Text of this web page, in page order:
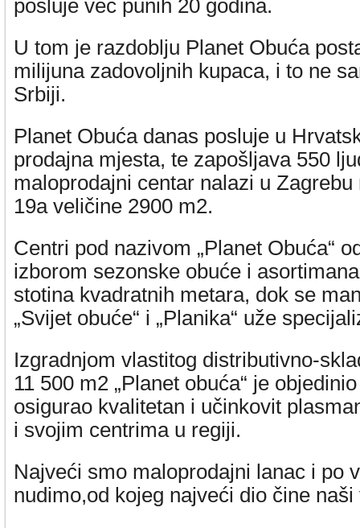
posluje već punih 20 godina.
U tom je razdoblju Planet Obuća
milijuna zadovoljnih kupaca, i to ne
Srbiji.
Planet Obuća danas posluje u
prodajna mjesta, te zapošljava 550
maloprodajni centar nalazi u
19a veličine 2900 m2.
Centri pod nazivom „Planet Obuća“
izborom sezonske obuće i
stotina kvadratnih metara, dok se
„Svijet obuće“ i „Planika“ uže
Izgradnjom vlastitog distributivno-
11 500 m2 „Planet obuća“ je
osigurao kvalitetan i učinkovit
i svojim centrima u regiji.
Najveći smo maloprodajni lanac i po
nudimo,od kojeg najveći dio čine